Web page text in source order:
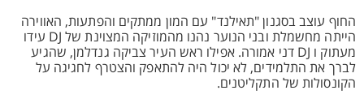
החוף עוצב בסגנון "תאילנד" עם המון ממתקים והפתעות, האווירה
הייתה מחשמלת ובני הנוער נהנו מהמוזיקה המצוינת של DJ עידו
מעתוק ו DJ דני אמורה. אפילו ראש העיר צביקה גנדלמן, שהגיע
לברך את התלמידים, לא יכול היה להתאפק והצטרף לחגיגה על
הקונסולות של התקליטנים.